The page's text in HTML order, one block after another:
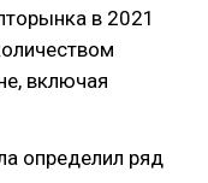
в 2021
включая
определил ряд